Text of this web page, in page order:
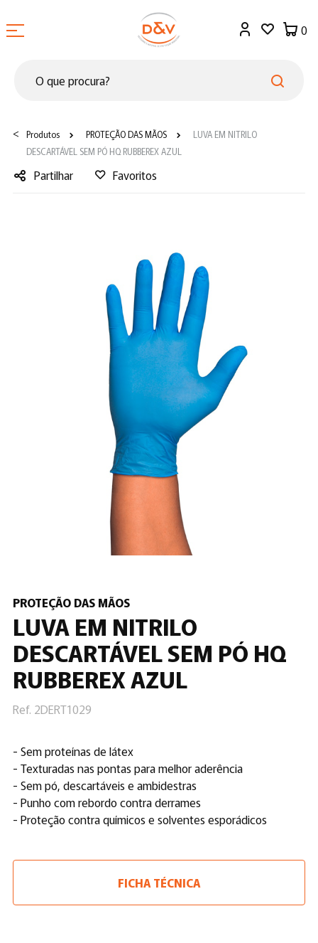
0
< Produtos PROTEÇÃO DAS MÃOS
LUVA EM NITRILO
DESCARTÁVEL SEM PÓ HQ RUBBEREX AZUL
Partilhar
Favoritos
PROTEÇÃO DAS MÃOS
LUVA EM NITRILO
DESCARTÁVEL SEM PÓ HQ
RUBBEREX AZUL
Ref. 2DERT1029
- Sem proteínas de látex
- Texturadas nas pontas para melhor aderência
- Sem pó, descartáveis e ambidestras
- Punho com rebordo contra derrames
- Proteção contra químicos e solventes esporádicos
FICHA TÉCNICA